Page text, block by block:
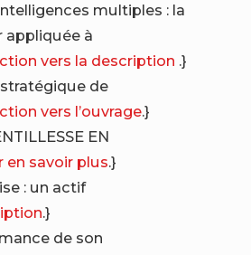
multiples : la
appliquée à
vers la description .}
de
vers l’ouvrage.}
EN
en savoir plus.}
: un actif
.}
de son